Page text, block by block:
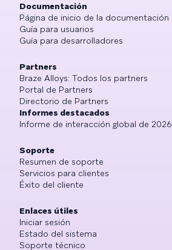
Documentación
Página de inicio de la documentación
Guía para usuarios
Guía para desarrolladores
Partners
Braze Alloys: Todos los partners
Portal de Partners
Directorio de Partners
Informes destacados
Informe de interacción global de 2026
Soporte
Resumen de soporte
Servicios para clientes
Éxito del cliente
Enlaces útiles
Iniciar sesión
Estado del sistema
Soporte técnico